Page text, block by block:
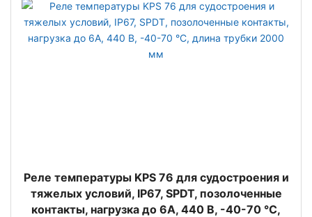
Реле температуры KPS 76 для судостроения и
тяжелых условий, IP67, SPDT, позолоченные
контакты, нагрузка до 6А, 440 В, -40-70 °C,